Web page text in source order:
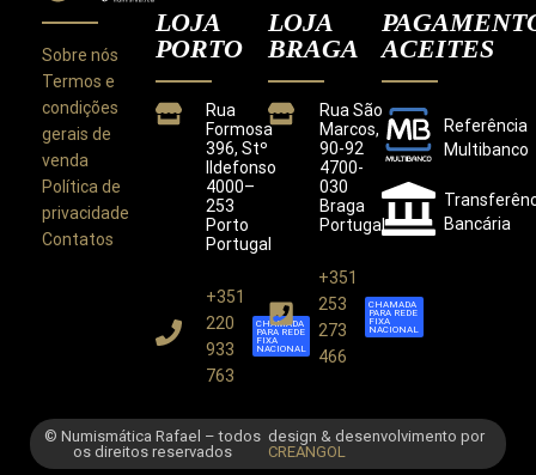
Este site utiliza cookies para melhorar a sua
Ao utilizar este site concorda com a nossaPolítica de
Sobre nós
Termos e
condições
gerais de
venda
Política de
privacidade
Contatos
LOJA
PORTO
Rua
Formosa
396, Stº
Ildefonso
4000–
253
Porto
Portugal
+351
220
933
763
CHAMADA
PARA REDE
FIXA
NACIONAL
LOJA
BRAGA
Rua São
Marcos,
90-92
4700-
030
Braga
Portugal
+351
253
273
466
CHAMADA
PARA REDE
FIXA
NACIONAL
ACEITES
Referência
Multibanco
Bancária
© Numismática Rafael – todos
os direitos reservados
design & desenvolvimento por
CREANGOL